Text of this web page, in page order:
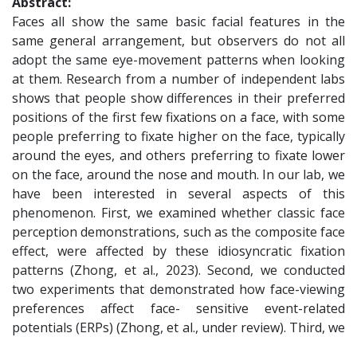
Faces all show the same basic facial features in the
same general arrangement, but observers do not all
adopt the same eye-movement patterns when looking
at them. Research from a number of independent labs
shows that people show differences in their preferred
positions of the first few fixations on a face, with some
people preferring to fixate higher on the face, typically
around the eyes, and others preferring to fixate lower
on the face, around the nose and mouth. In our lab, we
have been interested in several aspects of this
phenomenon. First, we examined whether classic face
perception demonstrations, such as the composite face
effect, were affected by these idiosyncratic fixation
patterns (Zhong, et al., 2023). Second, we conducted
two experiments that demonstrated how face-viewing
preferences affect face- sensitive event-related
potentials (ERPs) (Zhong, et al., under review). Third, we